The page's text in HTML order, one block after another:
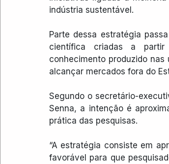
indústria sustentável.
Parte dessa estratégia
científica criadas a partir
conhecimento produzido
alcançar mercados fora do
Segundo o secretário-
Senna, a intenção é
prática das pesquisas.
“A estratégia consiste em
favorável para que